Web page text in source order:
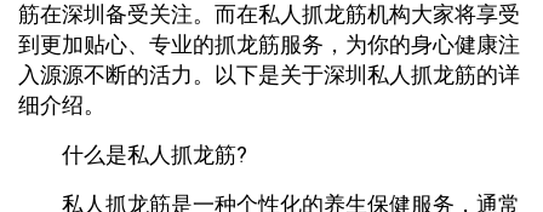
筋在深圳备受关注。而在私人抓龙筋机构大家将享受
到更加贴心、专业的抓龙筋服务，为你的身心健康注
入源源不断的活力。以下是关于深圳私人抓龙筋的详
细介绍。
什么是私人抓龙筋?
私人抓龙筋是一种个性化的养生保健服务，通常